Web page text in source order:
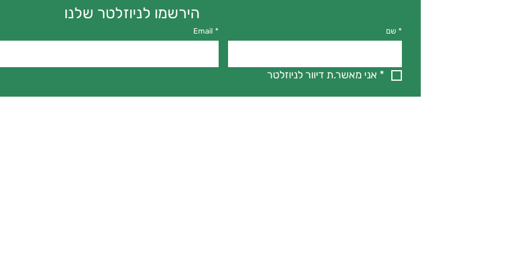
הירשמו לניוזלטר שלנו
* שם *
Email
* אני מאשר.ת דיוור לניוזלטר